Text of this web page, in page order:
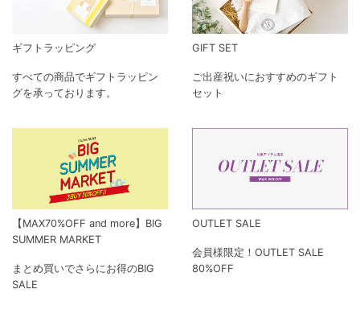
ギフトラッピング
すべての商品でギフトラッピン
グを承っております。
GIFT SET
ご出産祝いにおすすめのギフト
セット
【MAX70%OFF and more】BIG
SUMMER MARKET
まとめ買いでさらにお得のBIG
SALE
OUTLET SALE
会員様限定！OUTLET SALE
80%OFF